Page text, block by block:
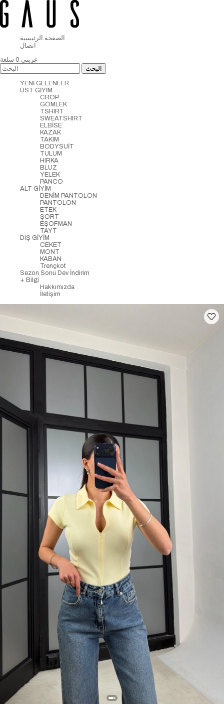
الصفحة الرئيسية
اتصال
عربتي 0 سلعة
YENİ GELENLER
ÜST GİYİM
CROP
GÖMLEK
TSHIRT
SWEATSHIRT
ELBİSE
KAZAK
TAKIM
BODYSUİT
TULUM
HIRKA
BLUZ
YELEK
PANCO
ALT GİYİM
DENİM PANTOLON
PANTOLON
ETEK
ŞORT
EŞOFMAN
TAYT
DIŞ GİYİM
CEKET
MONT
KABAN
Trençkot
Sezon Sonu Dev İndirim
+ Bilgi
Hakkımızda
İletişim